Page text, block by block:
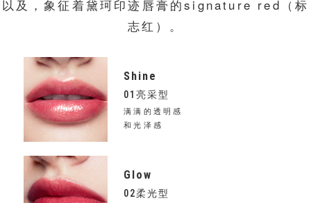
以及，象征着黛珂印迹唇膏的signature red（标
志红）。
Shine
01亮采型
满满的透明感
和光泽感
Glow
02柔光型